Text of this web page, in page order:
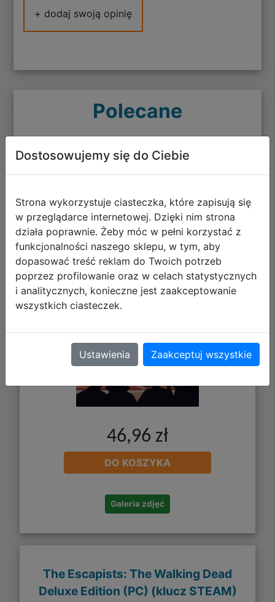
+ dodaj swoją opinię
Polecane
STEAM)
46,96 zł
DO KOSZYKA
Galeria zdjęć
The Escapists: The Walking Dead
Deluxe Edition (PC) (klucz STEAM)
Dostosowujemy się do Ciebie
Strona wykorzystuje ciasteczka, które zapisują się
w przeglądarce internetowej. Dzięki nim strona
działa poprawnie. Żeby móc w pełni korzystać z
funkcjonalności naszego sklepu, w tym, aby
dopasować treść reklam do Twoich potrzeb
poprzez profilowanie oraz w celach statystycznych
i analitycznych, konieczne jest zaakceptowanie
wszystkich ciasteczek.
Ustawienia Zaakceptuj wszystkie